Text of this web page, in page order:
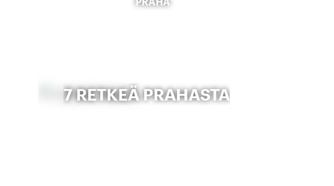
7 RETKEÄ PRAHASTA